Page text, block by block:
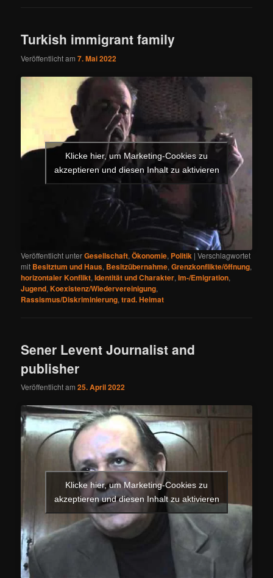
Turkish immigrant family
Veröffentlicht am7. Mai 2022
Klicke hier, um Marketing-Cookies zu
akzeptieren und diesen Inhalt zu aktivieren
Veröffentlicht unterGesellschaft,Ökonomie, Politik |Verschlagwortet
mit Besitztum und Haus, Besitzübernahme,Grenzkonflikte/öffnung,
horizontaler Konflikt,Identität und Charakter,Im-/Emigration,
Jugend,Koexistenz/Wiedervereinigung,
Rassismus/Diskriminierung,trad. Heimat
Sener Levent Journalist and
publisher
Veröffentlicht am25. April 2022
Klicke hier, um Marketing-Cookies zu
akzeptieren und diesen Inhalt zu aktivieren